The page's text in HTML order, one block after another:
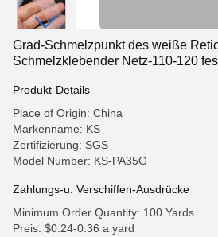
Grad-Schmelzpunkt des weiße
Schmelzklebender Netz-110-120
Produkt-Details
Place of Origin: China
Markenname: KS
Zertifizierung: SGS
Model Number: KS-PA35G
Zahlungs-u. Verschiffen-Ausdrücke
Minimum Order Quantity: 100 Yards
Preis: $0.24-0.36 a yard